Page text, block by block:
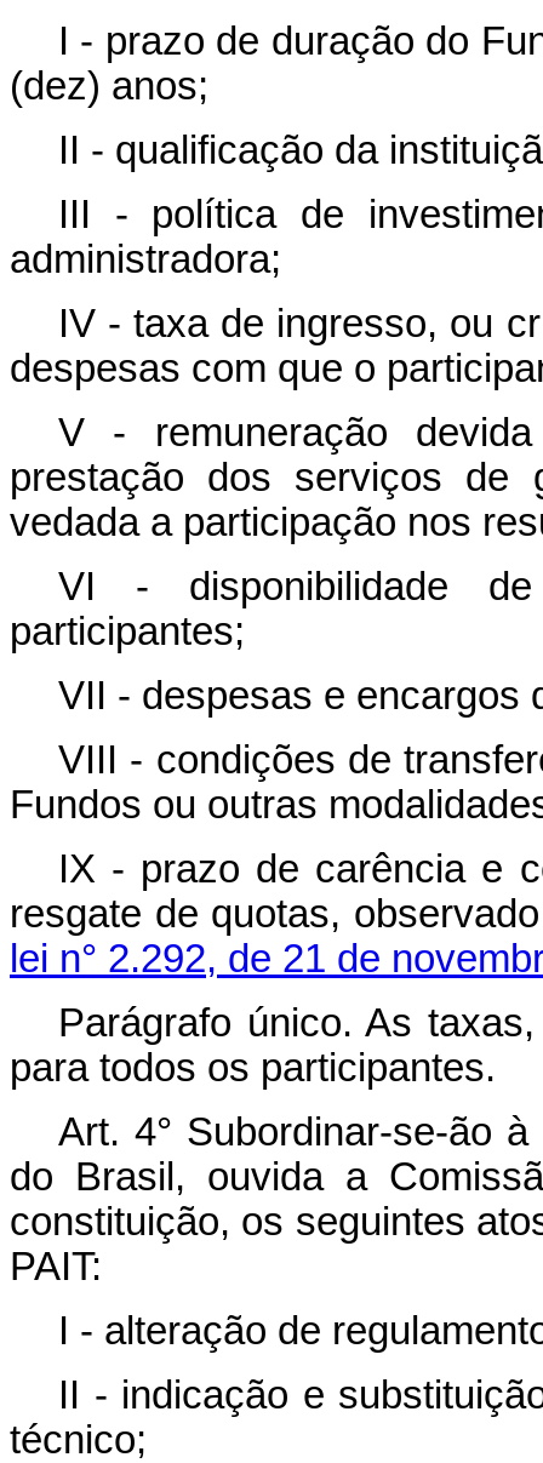
I - prazo de duração do
(dez) anos;
II - qualificação da
III - política de
administradora;
IV - taxa de ingresso, ou
despesas com que o
V - remuneração
prestação dos serviços de
vedada a participação nos
VI - disponibilidade
participantes;
VII - despesas e encargos
VIII - condições de
Fundos ou outras
IX - prazo de carência e
resgate de quotas,
lei n° 2.292, de 21 de
Parágrafo único. As
para todos os participantes.
Art. 4° Subordinar-se-ão
do Brasil, ouvida a
constituição, os seguintes
PAIT:
I - alteração de
II - indicação e
técnico;